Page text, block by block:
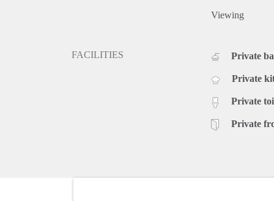
Viewing
FACILITIES Private
Private
Private
Private